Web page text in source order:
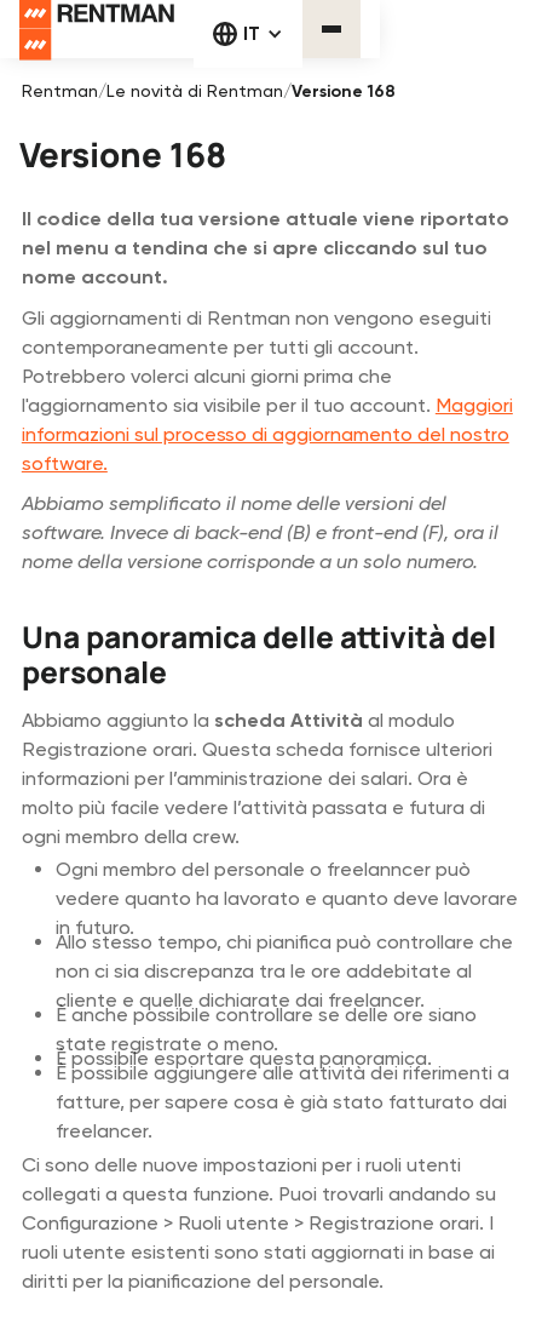
IT
Rentman/Le novità di Rentman/Versione 168
Versione 168
Il codice della tua versione attuale viene riportato
nel menu a tendina che si apre cliccando sul tuo
nome account.
Gli aggiornamenti di Rentman non vengono eseguiti
contemporaneamente per tutti gli account.
Potrebbero volerci alcuni giorni prima che
l'aggiornamento sia visibile per il tuo account. Maggiori
informazioni sul processo di aggiornamento del nostro
software.
Abbiamo semplificato il nome delle versioni del
software. Invece di back-end (B) e front-end (F), ora il
nome della versione corrisponde a un solo numero.
Una panoramica delle attività del
personale
Abbiamo aggiunto la scheda Attività al modulo
Registrazione orari. Questa scheda fornisce ulteriori
informazioni per l’amministrazione dei salari. Ora è
molto più facile vedere l’attività passata e futura di
ogni membro della crew.
Ogni membro del personale o freelanncer può
vedere quanto ha lavorato e quanto deve lavorare
in futuro.
Allo stesso tempo, chi pianifica può controllare che
non ci sia discrepanza tra le ore addebitate al
cliente e quelle dichiarate dai freelancer.
È anche possibile controllare se delle ore siano
state registrate o meno.
È possibile esportare questa panoramica.
È possibile aggiungere alle attività dei riferimenti a
fatture, per sapere cosa è già stato fatturato dai
freelancer.
Ci sono delle nuove impostazioni per i ruoli utenti
collegati a questa funzione. Puoi trovarli andando su
Configurazione > Ruoli utente > Registrazione orari. I
ruoli utente esistenti sono stati aggiornati in base ai
diritti per la pianificazione del personale.